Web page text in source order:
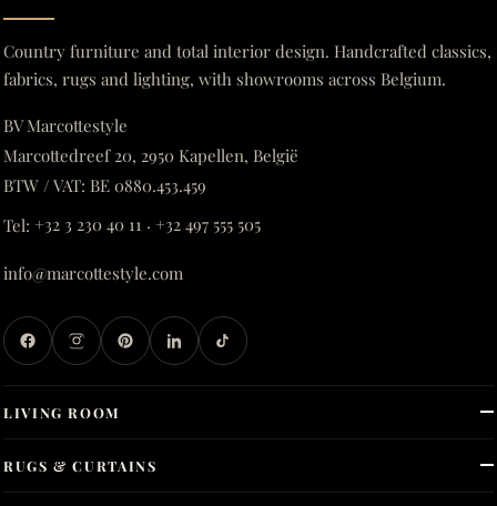
Country furniture and total interior design. Handcrafted classics,
fabrics, rugs and lighting, with showrooms across Belgium.
BV Marcottestyle
Marcottedreef 20, 2950 Kapellen, België
BTW / VAT: BE 0880.453.459
Tel: +32 3 230 40 11 · +32 497 555 505
info@marcottestyle.com
LIVING ROOM
RUGS & CURTAINS